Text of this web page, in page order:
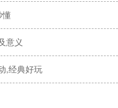
懂
意义
,经典好玩